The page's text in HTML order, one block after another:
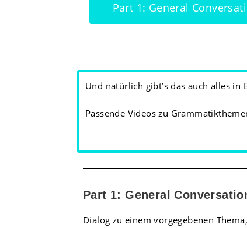
Part 1: General
Und natürlich gibt’s das auch alles in
Passende Videos zu
Part 1: General
Dialog zu einem vorgegebenen